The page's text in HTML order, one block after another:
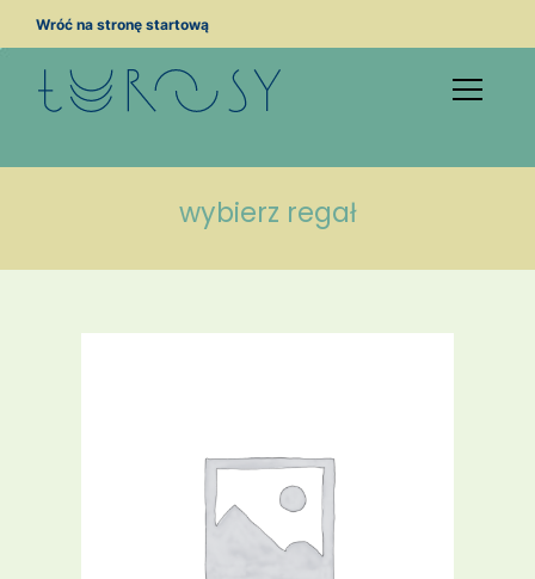
Wróć na stronę startową
wybierz regał